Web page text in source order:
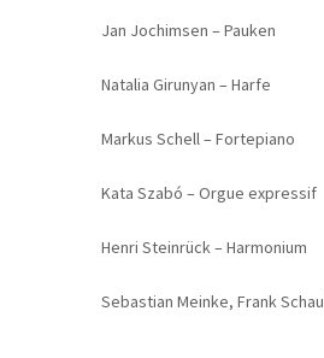
Jan Jochimsen – Pauken
Natalia Girunyan – Harfe
Markus Schell – Fortepiano
Kata Szabó – Orgue expressif
Henri Steinrück – Harmonium
Sebastian Meinke, Frank